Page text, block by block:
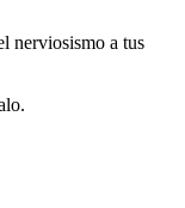
nerviosismo a tus